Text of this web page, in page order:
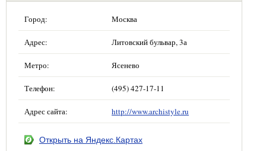
Город: Москва
Адрес: Литовский бульвар, 3а
Метро: Ясенево
Телефон: (495) 427-17-11
Адрес сайта: http://www.archistyle.ru
Открыть на Яндекс.Картах